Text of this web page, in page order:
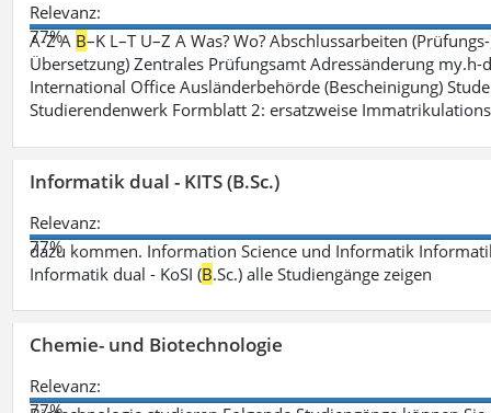
Relevanz:
77%
A-Z A B–K L–T U–Z A Was? Wo? Abschlussarbeiten
Übersetzung) Zentrales Prüfungsamt Adressänderung
International Office Ausländerbehörde (Bescheinigung)
Studierendenwerk Formblatt 2: ersatzweise
Informatik dual - KITS (B.Sc.)
Relevanz:
77%
dazu kommen. Information Science und Informatik
Informatik dual - KoSI (B.Sc.) alle Studiengänge zeigen
Chemie- und Biotechnologie
Relevanz: